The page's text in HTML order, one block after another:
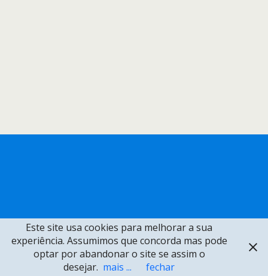
Este site usa cookies para melhorar a sua
experiência. Assumimos que concorda mas pode
optar por abandonar o site se assim o
desejar. mais ... fechar